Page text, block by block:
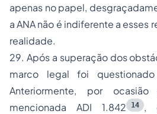
apenas no papel,
a ANA não é indiferente a esses
realidade.
29. Após a superação dos
marco legal foi
Anteriormente, por
mencionada ADI 1.842
14 ,